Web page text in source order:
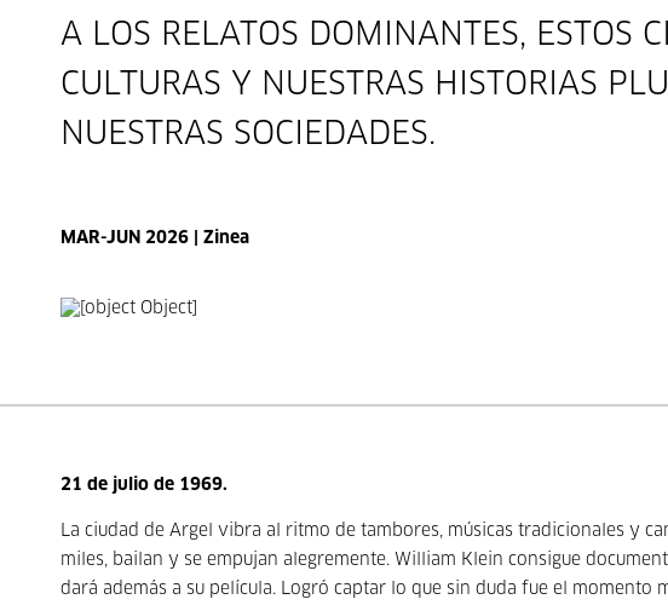
A LOS RELATOS DOMINANTES, ESTOS
CULTURAS Y NUESTRAS HISTORIAS
NUESTRAS SOCIEDADES.
MAR-JUN 2026 | Zinea
21 de julio de 1969.
La ciudad de Argel vibra al ritmo de tambores, músicas tradicionales y
miles, bailan y se empujan alegremente. William Klein consigue
dará además a su película. Logró captar lo que sin duda fue el momento